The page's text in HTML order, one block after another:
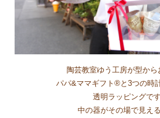
陶芸教室ゆう工房が型から
パパ&ママギフト®と3つの時
透明ラッピングです
中の器がその場で見える